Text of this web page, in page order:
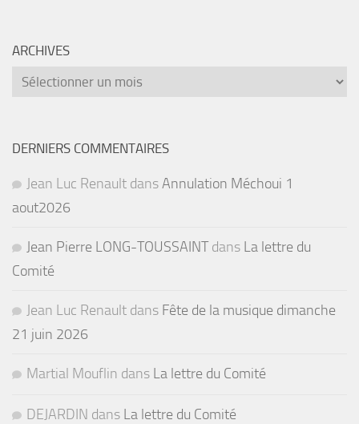
ARCHIVES
Archives
DERNIERS COMMENTAIRES
Jean Luc Renault dansAnnulation Méchoui 1
aout2026
Jean Pierre LONG-TOUSSAINTdans La lettre du
Comité
Jean Luc Renault dans Fête de la musique dimanche
21 juin 2026
Martial Mouflin dans La lettre du Comité
DEJARDIN dans La lettre du Comité